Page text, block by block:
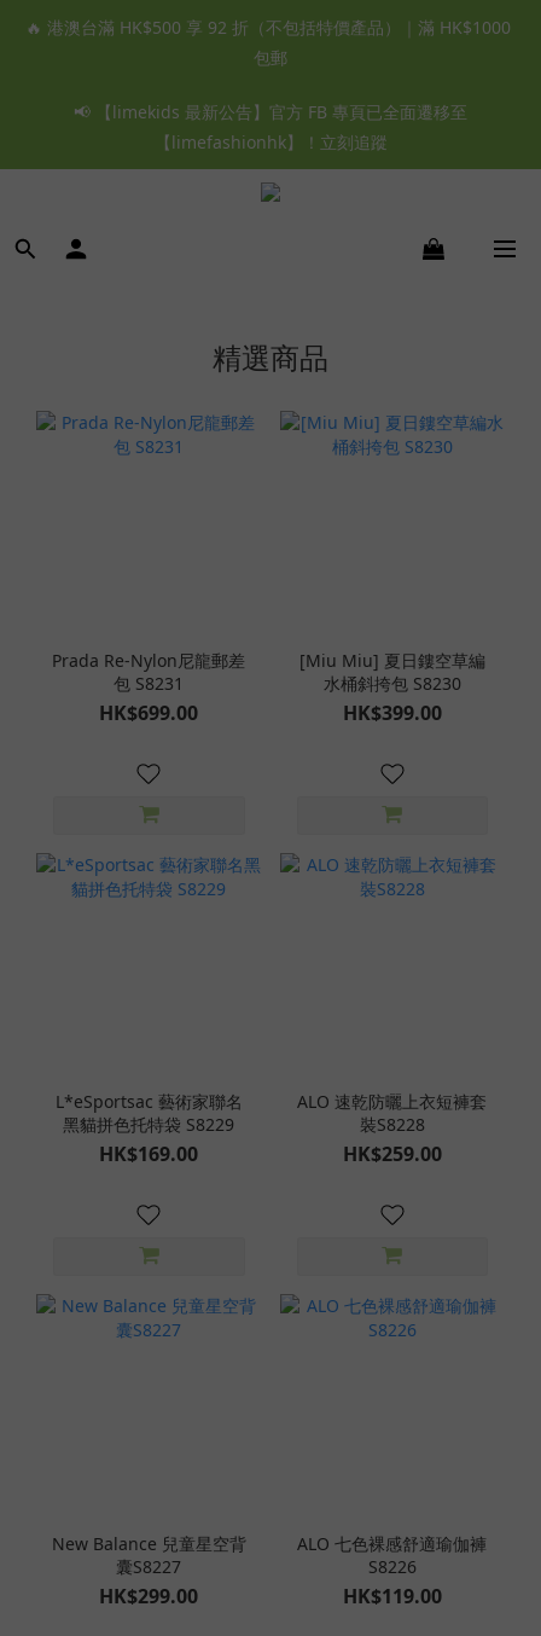
🔥 港澳台滿 HK$500 享 92 折（不包括特價產品）｜滿 HK$1000
包郵
📢 【limekids 最新公告】官方 FB 專頁已全面遷移至
【limefashionhk】！立刻追蹤
精選商品
Prada Re‑Nylon尼龍郵差
包 S8231
HK$699.00
[Miu Miu] 夏日鏤空草編
水桶斜挎包 S8230
HK$399.00
L*eSportsac 藝術家聯名
黑貓拼色托特袋 S8229
HK$169.00
ALO 速乾防曬上衣短褲套
裝S8228
HK$259.00
New Balance 兒童星空背
囊S8227
HK$299.00
ALO 七色裸感舒適瑜伽褲
S8226
HK$119.00